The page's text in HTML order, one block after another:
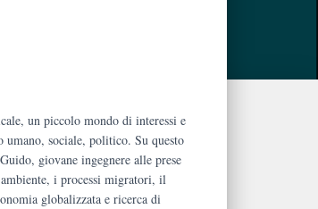
un piccolo mondo di interessi e
umano, sociale, politico. Su questo
giovane ingegnere alle prese
i processi migratori, il
globalizzata e ricerca di